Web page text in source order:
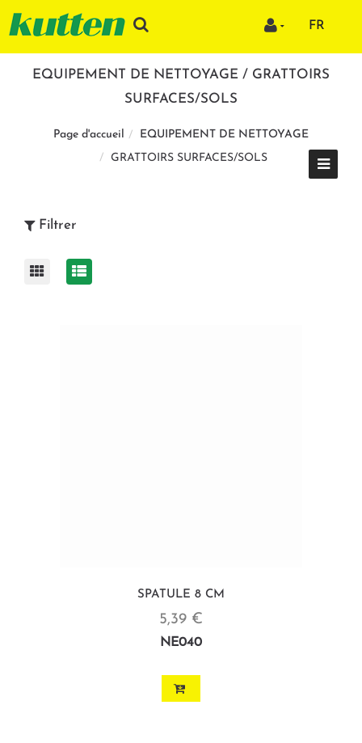
FR
EQUIPEMENT DE NETTOYAGE / GRATTOIRS
SURFACES/SOLS
Page d'accueil
EQUIPEMENT DE NETTOYAGE
GRATTOIRS SURFACES/SOLS
Filtrer
SPATULE 8 CM
5,39 €
NE040